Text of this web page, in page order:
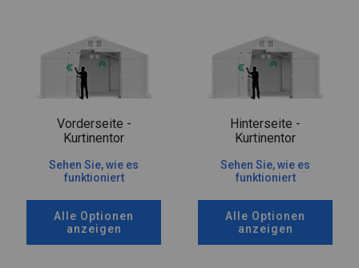
Vorderseite -
Kurtinentor
Sehen Sie, wie es
funktioniert
Alle Optionen
anzeigen
Hinterseite -
Kurtinentor
Sehen Sie, wie es
funktioniert
Alle Optionen
anzeigen